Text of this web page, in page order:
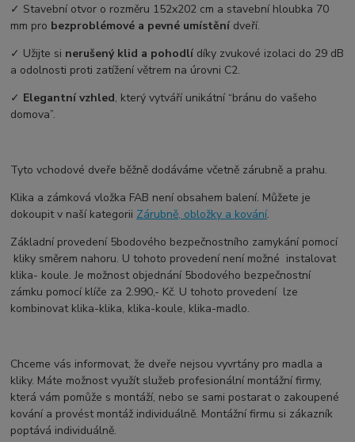
✓ Stavební otvor o rozměru 152x202 cm a stavební hloubka 70
mm pro bezproblémové a pevné umístění dveří.
✓ Užijte si nerušený klid a pohodlí díky zvukové izolaci do 29 dB
a odolnosti proti zatížení větrem na úrovni C2.
✓ Elegantní vzhled, který vytváří unikátní “bránu do vašeho
domova”.
Tyto vchodové dveře běžně dodáváme včetně zárubně a prahu.
Klika a zámková vložka FAB není obsahem balení. Můžete je
dokoupit v naší kategorii Zárubně, obložky a kování.
Základní provedení 5bodového bezpečnostního zamykání pomocí
kliky směrem nahoru. U tohoto provedení není možné instalovat
klika- koule. Je možnost objednání 5bodového bezpečnostní
zámku pomocí klíče za 2.990,- Kč. U tohoto provedení lze
kombinovat klika-klika, klika-koule, klika-madlo.
Chceme vás informovat, že dveře nejsou vyvrtány pro madla a
kliky. Máte možnost využít služeb profesionální montážní firmy,
která vám pomůže s montáží, nebo se sami postarat o zakoupené
kování a provést montáž individuálně. Montážní firmu si zákazník
poptává individuálně.